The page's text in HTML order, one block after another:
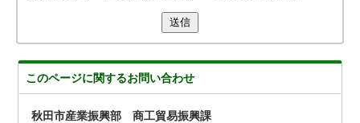
送信
このページに関するお問い合わせ
秋田市産業振興部 商工貿易振興課